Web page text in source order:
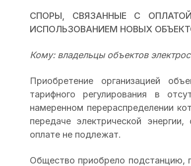
СПОРЫ, СВЯЗАННЫЕ С
ИСПОЛЬЗОВАНИЕМ НОВЫХ
Кому: владельцы объектов
Приобретение организацией
тарифного регулирования в
намеренном перераспределении
передаче электрической
оплате не подлежат.
Общество приобрело подстанцию,